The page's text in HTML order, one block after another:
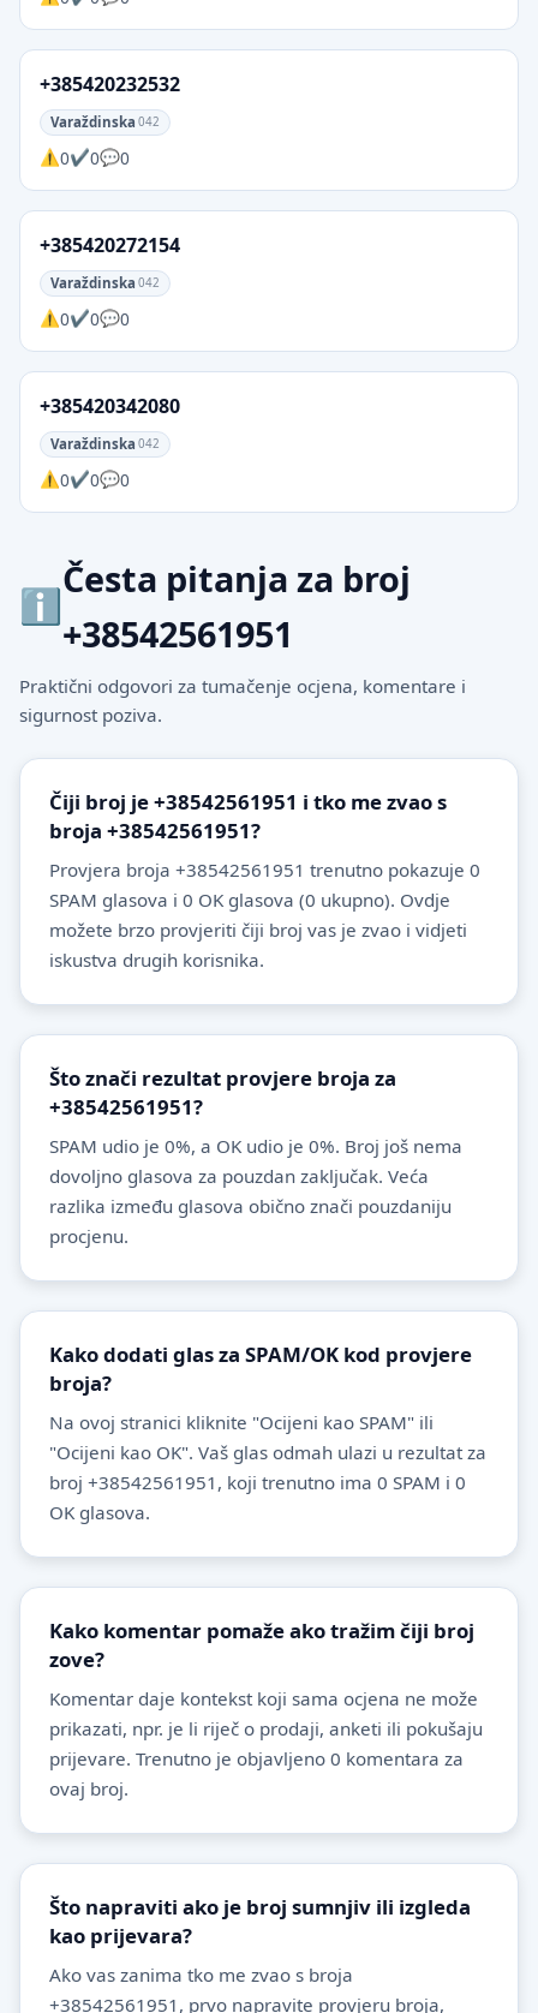
+385420232532
Varaždinska 042
0 0 0
+385420272154
Varaždinska 042
0 0 0
+385420342080
Varaždinska 042
0 0 0
Česta pitanja za broj
+38542561951
Praktični odgovori za tumačenje ocjena, komentare i
sigurnost poziva.
Čiji broj je +38542561951 i tko me zvao s
broja +38542561951?
Provjera broja +38542561951 trenutno pokazuje 0
SPAM glasova i 0 OK glasova (0 ukupno). Ovdje
možete brzo provjeriti čiji broj vas je zvao i vidjeti
iskustva drugih korisnika.
Što znači rezultat provjere broja za
+38542561951?
SPAM udio je 0%, a OK udio je 0%. Broj još nema
dovoljno glasova za pouzdan zaključak. Veća
razlika između glasova obično znači pouzdaniju
procjenu.
Kako dodati glas za SPAM/OK kod provjere
broja?
Na ovoj stranici kliknite "Ocijeni kao SPAM" ili
"Ocijeni kao OK". Vaš glas odmah ulazi u rezultat za
broj +38542561951, koji trenutno ima 0 SPAM i 0
OK glasova.
Kako komentar pomaže ako tražim čiji broj
zove?
Komentar daje kontekst koji sama ocjena ne može
prikazati, npr. je li riječ o prodaji, anketi ili pokušaju
prijevare. Trenutno je objavljeno 0 komentara za
ovaj broj.
Što napraviti ako je broj sumnjiv ili izgleda
kao prijevara?
Ako vas zanima tko me zvao s broja
+38542561951, prvo napravite provjeru broja,